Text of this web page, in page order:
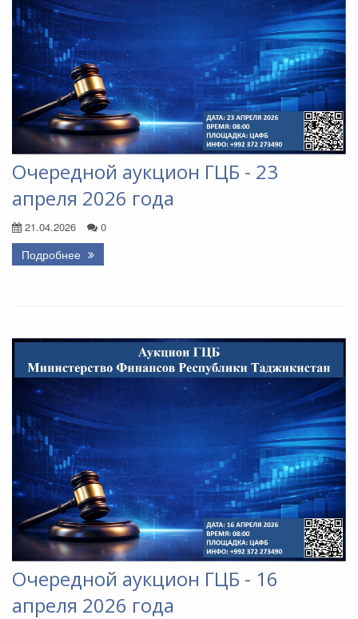
Очередной аукцион ГЦБ - 23
апреля 2026 года
21.04.2026 0
Подробнее
Очередной аукцион ГЦБ - 16
апреля 2026 года